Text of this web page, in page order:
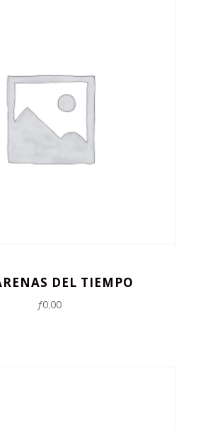
DEL TIEMPO
ƒ0,00